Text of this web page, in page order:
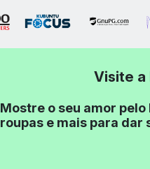
Visite a
Mostre o seu amor pelo
roupas e mais para dar